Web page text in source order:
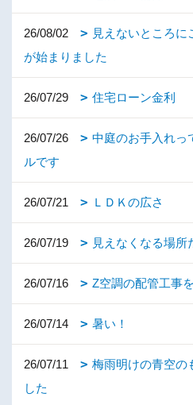
26/08/02
見えないところ
が始まりました
26/07/29 住宅ローン金利
26/07/26
中庭のお手入れっ
ルです
26/07/21 ＬＤＫの広さ
26/07/19 見えなくなる場所
26/07/16 Z空調の配管工事
26/07/14 暑い！
26/07/11
梅雨明けの青空の
した